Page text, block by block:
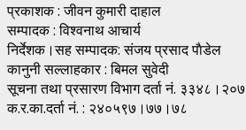
प्रकाशक : जीवन कुमारी दाहाल
सम्पादक : विश्वनाथ आचार्य
निर्देशक।सह सम्पादक: संजय प्रसाद पाैडेल
कानुनी सल्लाहकार : बिमल सुवेदी
सूचना तथा प्रसारण विभाग दर्ता नं.
क.र.का.दर्ता नं. : २४०५९७।७७।७८